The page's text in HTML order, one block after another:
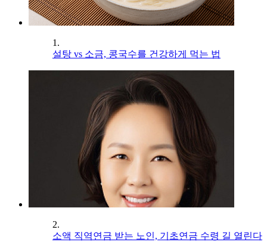
1.
설탕 vs 소금, 콩국수를 건강하게 먹는 법
2.
소액 직역연금 받는 노인, 기초연금 수령 길 열린다